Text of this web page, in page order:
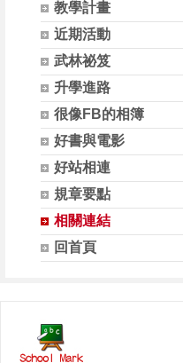
教學計畫
近期活動
武林祕笈
升學進路
很像FB的相簿
好書與電影
好站相連
規章要點
相關連結
回首頁